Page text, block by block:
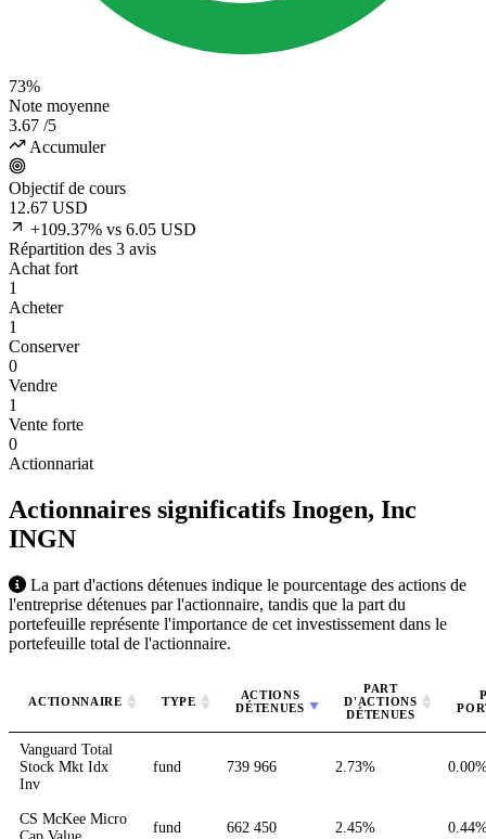
73%
Note moyenne
3.67 /5
Accumuler
Objectif de cours
12.67 USD
+109.37% vs 6.05 USD
Répartition des 3 avis
Achat fort
1
Acheter
1
Conserver
0
Vendre
1
Vente forte
0
Actionnariat
Actionnaires significatifs Inogen, Inc
INGN
La part d'actions détenues indique le pourcentage des actions de
l'entreprise détenues par l'actionnaire, tandis que la part du
portefeuille représente l'importance de cet investissement dans le
portefeuille total de l'actionnaire.
ACTIONNAIRE TYPE
ACTIONS
DÉTENUES
PART
D'ACTIONS
DÉTENUES
Vanguard Total
Stock Mkt Idx
Inv
fund 739 966 2.73%
CS McKee Micro
fund 662 450 2.45%